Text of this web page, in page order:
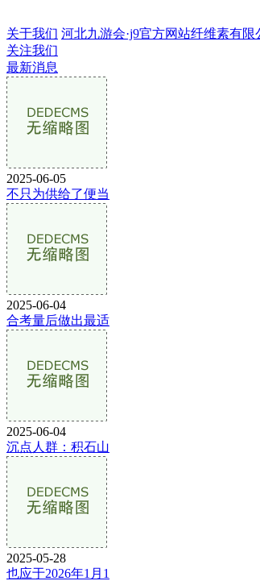
关于我们 河北九游会·j9官方网站纤维素有
关注我们
最新消息
2025-06-05
不只为供给了便当
2025-06-04
合考量后做出最适
2025-06-04
沉点人群：积石山
2025-05-28
也应于2026年1月1